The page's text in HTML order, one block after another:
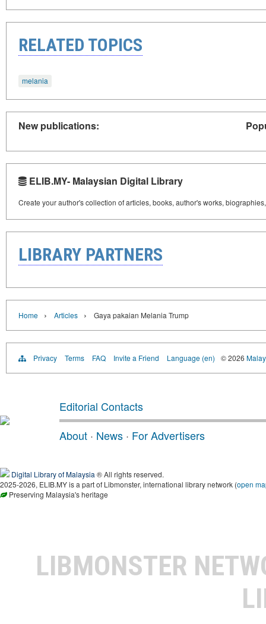
RELATED TOPICS
melania
New publications:
ELIB.MY- Malaysian Digital Library
Create your author's collection of articles, books, author's works,
LIBRARY PARTNERS
Home › Articles › Gaya pakaian Melania Trump
Privacy Terms FAQ Invite a Friend Language (en) © 2026
Editorial Contacts
About · News · For Advertisers
Digital Library of Malaysia ® All rights reserved.
2025-2026, ELIB.MY is a part of Libmonster, international library network (open
Preserving Malaysia's heritage
LIBMONSTER